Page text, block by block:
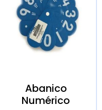
Abanico
Numérico